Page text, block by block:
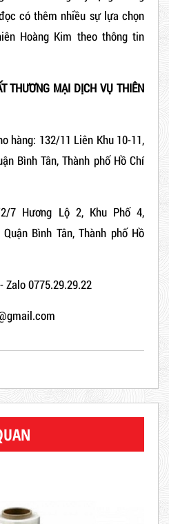
có thêm nhiều sự lựa chọn
Hoàng Kim theo thông tin
THƯƠNG MẠI DỊCH VỤ THIÊN
hàng: 132/11 Liên Khu 10-11,
Bình Tân, Thành phố Hồ Chí
7 Hương Lộ 2, Khu Phố 4,
Bình Tân, Thành phố Hồ
Zalo 0775.29.29.22